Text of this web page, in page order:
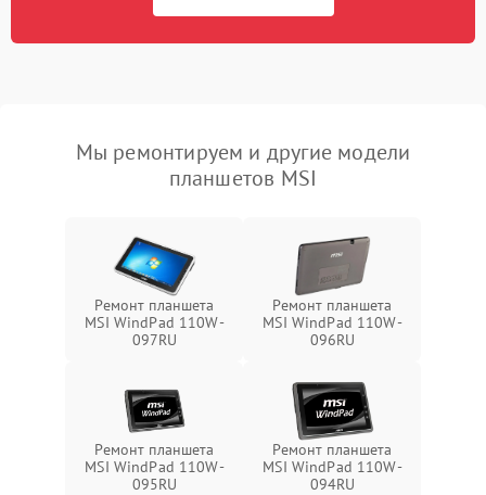
Мы ремонтируем и другие модели
планшетов MSI
Ремонт планшета
MSI WindPad 110W-
097RU
Ремонт планшета
MSI WindPad 110W-
096RU
Ремонт планшета
MSI WindPad 110W-
095RU
Ремонт планшета
MSI WindPad 110W-
094RU